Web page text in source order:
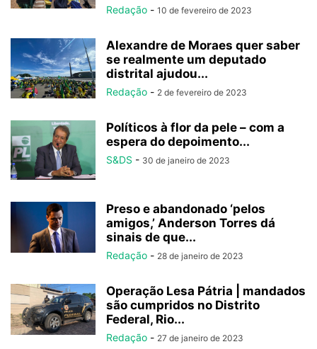
Redação - 10 de fevereiro de 2023
Alexandre de Moraes quer saber
se realmente um deputado
distrital ajudou...
Redação - 2 de fevereiro de 2023
Políticos à flor da pele – com a
espera do depoimento...
S&DS - 30 de janeiro de 2023
Preso e abandonado ‘pelos
amigos,’ Anderson Torres dá
sinais de que...
Redação - 28 de janeiro de 2023
Operação Lesa Pátria | mandados
são cumpridos no Distrito
Federal, Rio...
Redação - 27 de janeiro de 2023